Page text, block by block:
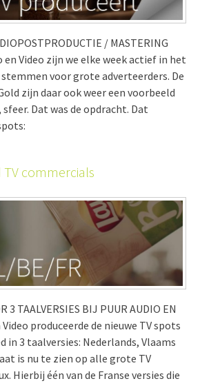
/ MASTERING
en Video zijn we elke week actief in het
voor grote adverteerders. De
zijn daar ook weer een voorbeeld
Dat was de opdracht. Dat
TV commercials
3 TAALVERSIES BIJ PUUR AUDIO EN
Video produceerde de nieuwe TV spots
in 3 taalversies: Nederlands, Vlaams
is nu te zien op alle grote TV
Hierbij één van de Franse versies die